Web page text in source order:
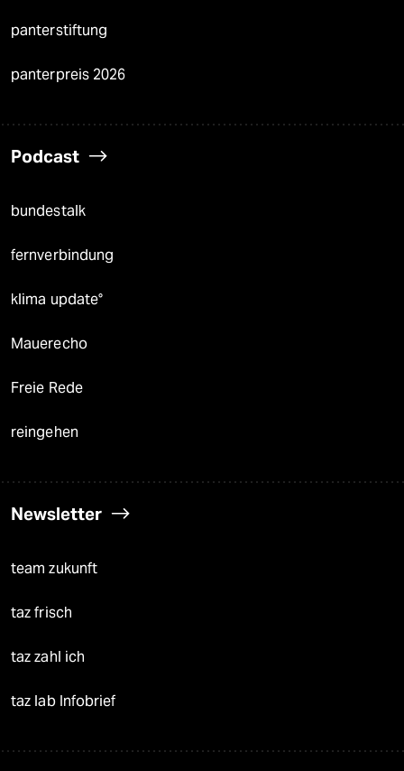
panterstiftung
panterpreis 2026
Podcast
bundestalk
fernverbindung
klima update°
Mauerecho
Freie Rede
reingehen
Newsletter
team zukunft
taz frisch
taz zahl ich
taz lab Infobrief